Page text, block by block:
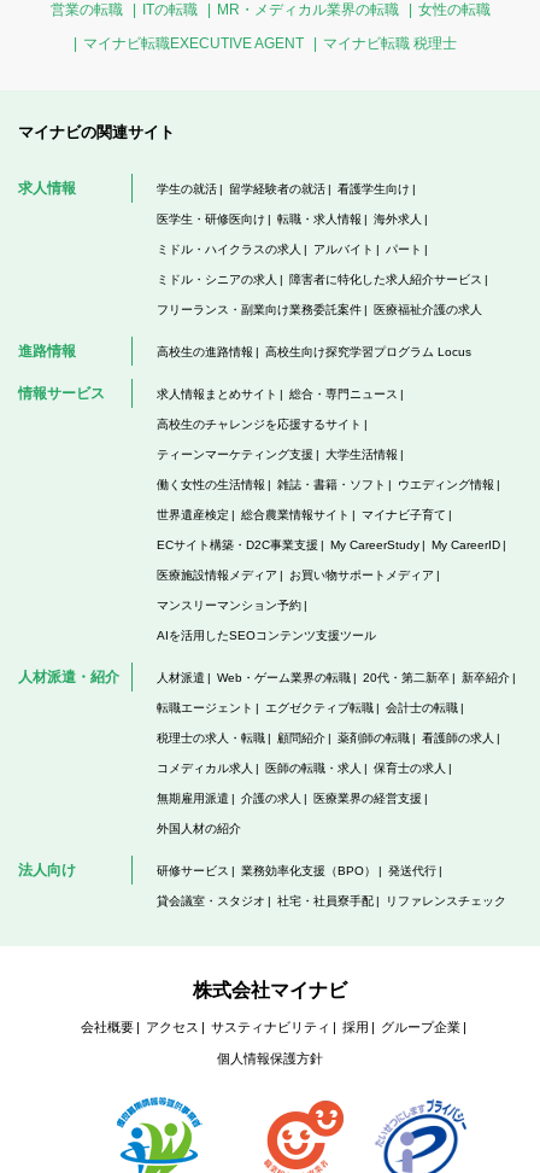
営業の転職 ITの転職 MR・メディカル業界の転職
女性の転職
マイナビ転職EXECUTIVE AGENT
マイナビ転職 税理士
マイナビの関連サイト
求人情報 学生の就活 留学経験者の就活 看護学生向け
医学生・研修医向け 転職・求人情報 海外求人
ミドル・ハイクラスの求人 アルバイト パート
ミドル・シニアの求人 障害者に特化した求人紹介サービス
フリーランス・副業向け業務委託案件 医療福祉介護の求人
進路情報 高校生の進路情報 高校生向け探究学習プログラム Locus
情報サービス 求人情報まとめサイト 総合・専門ニュース
高校生のチャレンジを応援するサイト
ティーンマーケティング支援 大学生活情報
働く女性の生活情報 雑誌・書籍・ソフト ウエディング情報
世界遺産検定 総合農業情報サイト マイナビ子育て
ECサイト構築・D2C事業支援 My CareerStudy My CareerID
医療施設情報メディア お買い物サポートメディア
マンスリーマンション予約
AIを活用したSEOコンテンツ支援ツール
人材派遣・紹介 人材派遣 Web・ゲーム業界の転職 20代・第二新卒 新卒紹介
転職エージェント エグゼクティブ転職 会計士の転職
税理士の求人・転職 顧問紹介 薬剤師の転職 看護師の求人
コメディカル求人 医師の転職・求人 保育士の求人
無期雇用派遣 介護の求人 医療業界の経営支援
外国人材の紹介
法人向け 研修サービス 業務効率化支援（BPO） 発送代行
貸会議室・スタジオ 社宅・社員寮手配 リファレンスチェック
株式会社マイナビ
会社概要 アクセス サスティナビリティ 採用 グループ企業
個人情報保護方針